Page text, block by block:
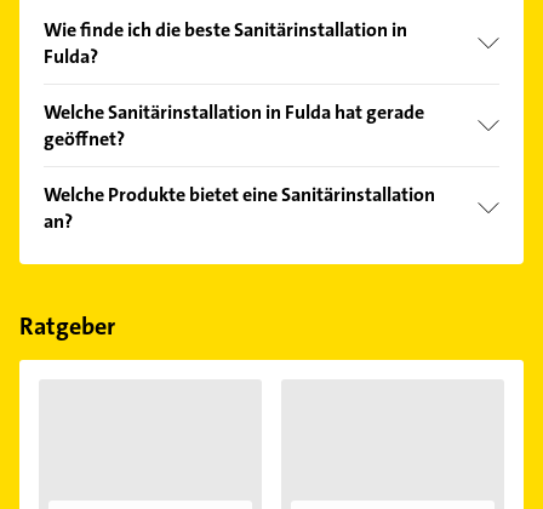
Wie finde ich die beste Sanitärinstallation in
Fulda?
Kundenmeinungen und profitieren Sie von den
Empfehlungen. Die Suchergebnisse können Sie sich
Welche Sanitärinstallation in Fulda hat gerade
geöffnet?
Bitte beachten Sie, dass diese an Sonn- und
Feiertagen abweichen können.
Welche Produkte bietet eine Sanitärinstallation
an?
Das Angebot umfasst unter anderem Solaranlagen.
Ratgeber